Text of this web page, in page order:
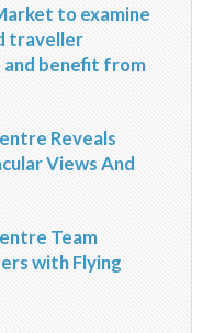
to examine
traveller
benefit from
Reveals
Views And
Team
with Flying